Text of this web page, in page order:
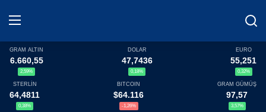
Haberler
Döviz
GRAM ALTIN
6.660,55
2,59%
DOLAR
47,7436
0,18%
EURO
55,251
0,32%
STERLİN
64,4811
0,38%
BITCOIN
$64.116
-1,26%
GRAM GÜMÜŞ
97,57
3,57%